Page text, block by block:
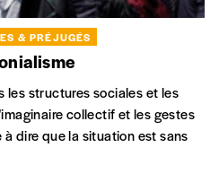
& PRÉJUGÉS
les structures sociales et les
collectif et les gestes
dire que la situation est sans